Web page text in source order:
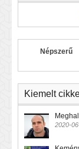
Népszerű
Kiemelt
2020-